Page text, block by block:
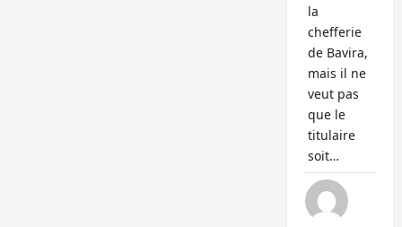
la
chefferie
de Bavira,
mais il ne
veut pas
que le
titulaire
soit…